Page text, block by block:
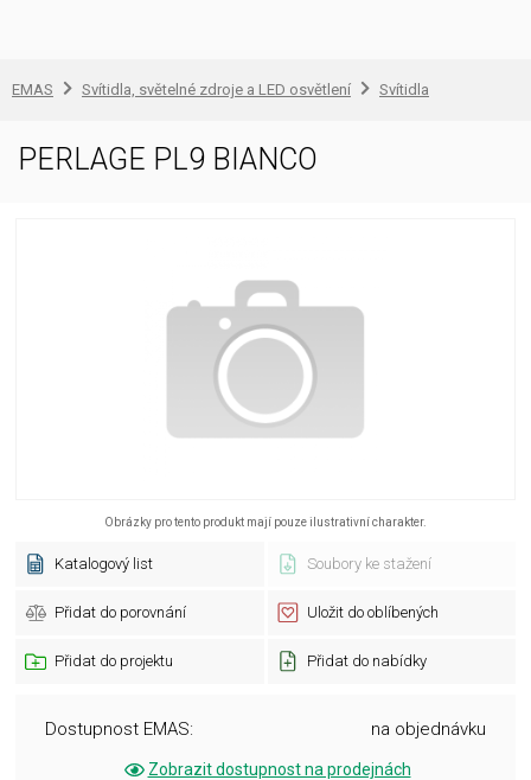
EMAS Svítidla, světelné zdroje a LED osvětlení Svítidla
PERLAGE PL9 BIANCO
Obrázky pro tento produkt mají pouze ilustrativní charakter.
Katalogový list Soubory ke stažení
Přidat do porovnání Uložit do oblíbených
Přidat do projektu Přidat do nabídky
Dostupnost EMAS: na objednávku
Zobrazit dostupnost na prodejnách